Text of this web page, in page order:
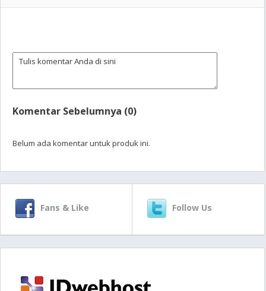
Komentar Sebelumnya (0)
Belum ada komentar untuk produk ini.
Fans & Like Follow Us